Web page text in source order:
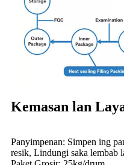
Kemasan lan
Panyimpenan: Simpen ing
resik, Lindungi saka lembab